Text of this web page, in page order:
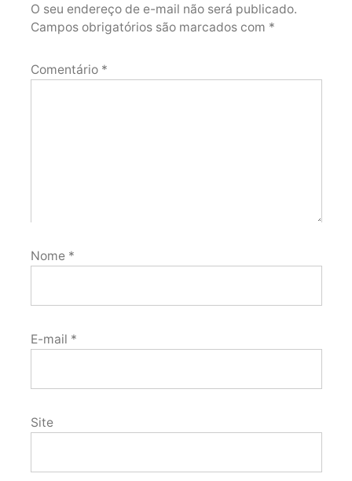
O seu endereço de e-mail não será publicado.
Campos obrigatórios são marcados com *
Comentário *
Nome *
E-mail *
Site